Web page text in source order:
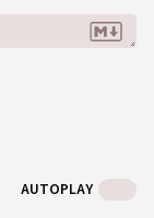
AUTOPLAY